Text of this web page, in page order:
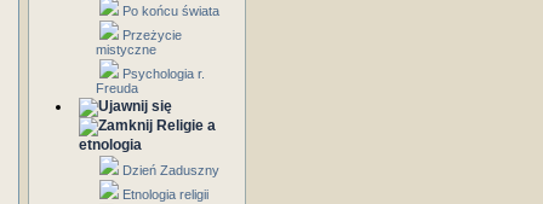
Po końcu świata
Przeżycie
mistyczne
Psychologia r.
Freuda
Religie a
etnologia
Dzień Zaduszny
Etnologia religii